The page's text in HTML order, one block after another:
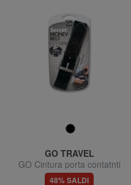
GO TRAVEL
GO Cintura porta contatnti
48% SALDI